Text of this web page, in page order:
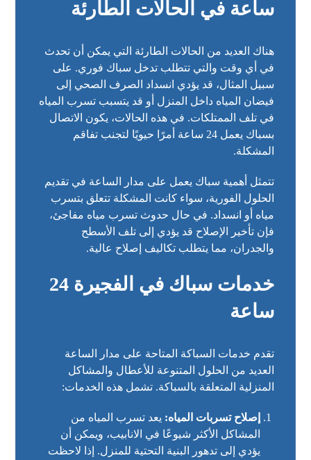
ساعة في الحالات الطارئة
هناك العديد من الحالات الطارئة التي يمكن أن تحدث
في أي وقت والتي تتطلب تدخل سباك فوري. على
سبيل المثال، قد يؤدي انسداد الصرف الصحي إلى
فيضان المياه داخل المنزل أو قد يتسبب تسرب المياه
في تلف الممتلكات. في هذه الحالات، يكون الاتصال
بسباك يعمل 24 ساعة أمرًا حيويًا لتجنب تفاقم
المشكلة.
تتمثل أهمية سباك يعمل على مدار الساعة في تقديم
الحلول الفورية، سواء كانت المشكلة تتعلق بتسرب
مياه أو انسداد. في حال حدوث تسرب مياه مفاجئ،
فإن تأخير الإصلاح قد يؤدي إلى تلف الأسطح
والجدران، مما يتطلب تكاليف إصلاح عالية.
خدمات سباك في الفجيرة 24
ساعة
تقدم خدمات السباكة المتاحة على مدار الساعة
العديد من الحلول المتنوعة للأعطال والمشاكل
المنزلية المتعلقة بالسباكة. تشمل هذه الخدمات:
إصلاح تسربات المياه: يعد تسرب المياه من
المشاكل الأكثر شيوعًا في الانابيب، ويمكن أن
يؤدي إلى تدهور البنية التحتية للمنزل. إذا لاحظت